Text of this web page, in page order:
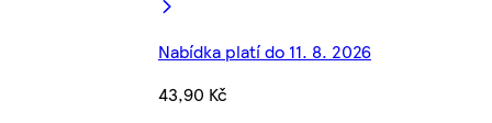
Nabídka platí do 11. 8. 2026
43,90 Kč